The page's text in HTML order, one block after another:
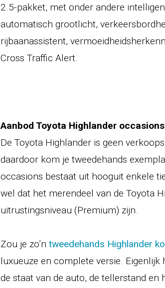
2.5-pakket, met onder andere
automatisch grootlicht,
rijbaanassistent,
Cross Traffic Alert.
Aanbod Toyota Highlander occasions
De Toyota Highlander is geen
daardoor kom je tweedehands
occasions bestaat uit hooguit enkele
wel dat het merendeel van de Toyota
uitrustingsniveau (Premium) zijn.
Zou je zo’n tweedehands Highlander
luxueuze en complete versie.
de staat van de auto, de tellerstand